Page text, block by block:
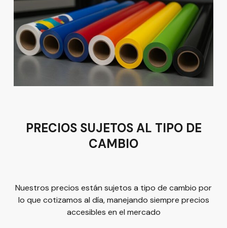
Av del Astillero 129 Centro bodeguero Las Trojes León,
Guanajuato
Tel: (477) 776 8994
Política de Privacidad
PRECIOS SUJETOS AL TIPO DE
CAMBIO
Nuestros precios están sujetos a tipo de cambio por
lo que cotizamos al día, manejando siempre precios
accesibles en el mercado